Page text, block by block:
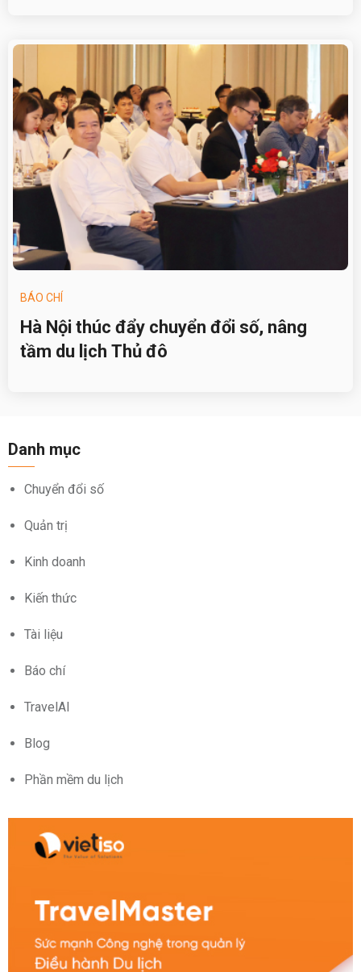
BÁO CHÍ
Hà Nội thúc đẩy chuyển đổi số, nâng
tầm du lịch Thủ đô
Danh mục
Chuyển đổi số
Quản trị
Kinh doanh
Kiến thức
Tài liệu
Báo chí
TravelAI
Blog
Phần mềm du lịch